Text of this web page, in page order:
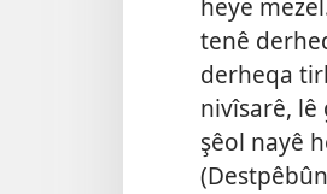
heye
tenê
derheqa
nivîsarê, lê
şêol nayê
(